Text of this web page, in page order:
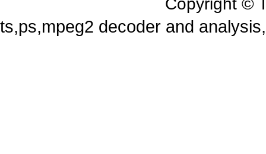
Copyright ©
ts,ps,mpeg2 decoder and